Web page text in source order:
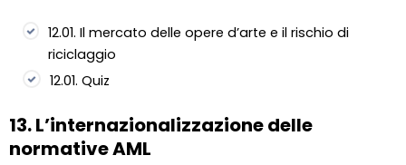
12.01. Il mercato delle opere d’arte e il rischio di
riciclaggio
12.01. Quiz
13. L’internazionalizzazione delle
normative AML